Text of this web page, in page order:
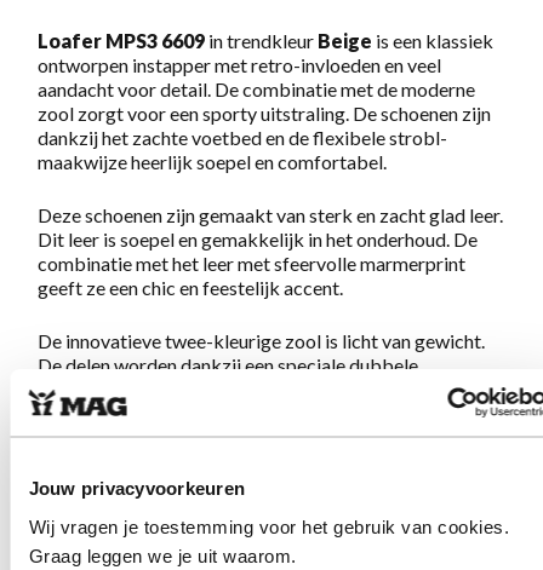
Jouw privacyvoorkeuren
Wij vragen je toestemming voor het gebruik van cookies.
Graag leggen we je uit waarom.
Loafer MPS3 6609 in trendkleur Beige is een klassiek
ontworpen instapper met retro-invloeden en veel
aandacht voor detail. De combinatie met de moderne
zool zorgt voor een sporty uitstraling. De schoenen zijn
dankzij het zachte voetbed en de flexibele strobl-
maakwijze heerlijk soepel en comfortabel.
Deze schoenen zijn gemaakt van sterk en zacht glad leer.
Dit leer is soepel en gemakkelijk in het onderhoud. De
combinatie met het leer met sfeervolle marmerprint
geeft ze een chic en feestelijk accent.
De innovatieve twee-kleurige zool is licht van gewicht.
De delen worden dankzij een speciale dubbele
maltechniek niet gelijmd, maar versmolten tot een sterk
geheel. De combinatie van een zachte middenzool en een
stevige loopzool staat garant voor heerlijk loopgemak,
voorvoet. Het voetbed is zacht met goede demping. We
adviseren je gebruikelijke maat aan te houden. Eenmaal